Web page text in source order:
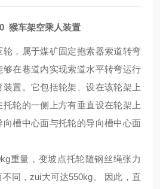
猴车架空乘人装置
，属于煤矿固定抱索器索道转弯
在巷道内实现索道水平转弯运行
置。它包括轮架、设在该轮架上
轮的一侧上方有垂直设在轮架上
槽中心面与托轮的导向槽中心面
重量 ， 变坡点托轮随钢丝绳张力
不同 ， zui大可达550kg。 因此，直